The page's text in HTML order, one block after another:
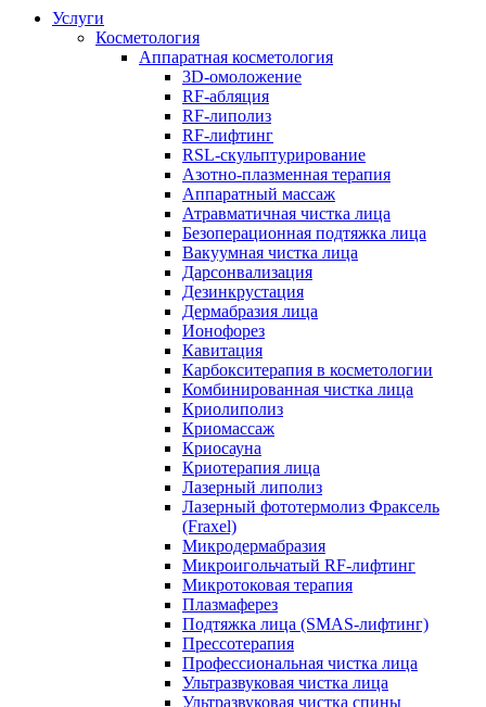
Услуги
Косметология
Аппаратная косметология
3D-омоложение
RF-абляция
RF-липолиз
RF-лифтинг
RSL-скульптурирование
Азотно-плазменная терапия
Аппаратный массаж
Атравматичная чистка лица
Безоперационная подтяжка лица
Вакуумная чистка лица
Дарсонвализация
Дезинкрустация
Дермабразия лица
Ионофорез
Кавитация
Карбокситерапия в косметологии
Комбинированная чистка лица
Криолиполиз
Криомассаж
Криосауна
Криотерапия лица
Лазерный липолиз
Лазерный фототермолиз Фраксель
(Fraxel)
Микродермабразия
Микроигольчатый RF-лифтинг
Микротоковая терапия
Плазмаферез
Подтяжка лица (SMAS-лифтинг)
Прессотерапия
Профессиональная чистка лица
Ультразвуковая чистка лица
Ультразвуковая чистка спины